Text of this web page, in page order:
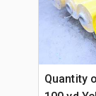
Quantity